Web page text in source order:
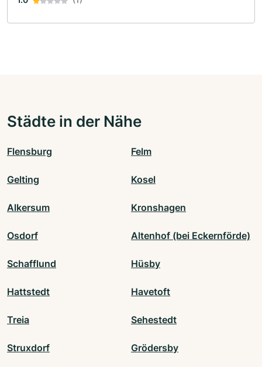
Städte in der Nähe
Flensburg Felm
Gelting Kosel
Alkersum Kronshagen
Osdorf Altenhof (bei Eckernförde)
Schafflund Hüsby
Hattstedt Havetoft
Treia Sehestedt
Struxdorf Grödersby